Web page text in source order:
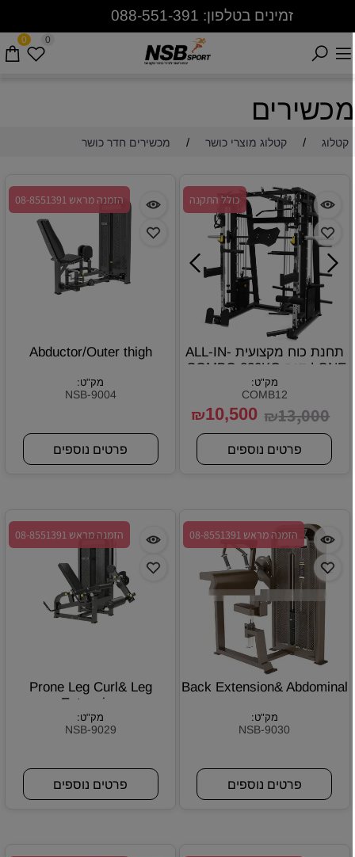
זמינים בטלפון: 088-551-391
0 0
קטלוג / קטלוג מוצרי כושר / מכשירים חדר כושר
כולל התקנה
תחנת כוח מקצועית ALL-IN-
ONE | דגם COMBO 220KG
מק"ט:
COMB12
₪13,000
₪10,500
פרטים נוספים
הזמנה מראש 08-8551391
Abductor/Outer thigh
מק"ט:
NSB-9004
פרטים נוספים
הזמנה מראש 08-8551391
Back Extension& Abdominal
מק"ט:
NSB-9030
פרטים נוספים
הזמנה מראש 08-8551391
Prone Leg Curl& Leg
Extension
מק"ט:
NSB-9029
פרטים נוספים